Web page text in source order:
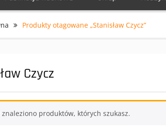
Produkty otagowane „Stanisław Czycz”
Czycz
znaleziono produktów, których szukasz.